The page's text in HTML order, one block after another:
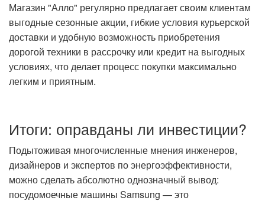
Магазин "Алло" регулярно предлагает своим клиентам
выгодные сезонные акции, гибкие условия курьерской
доставки и удобную возможность приобретения
дорогой техники в рассрочку или кредит на выгодных
условиях, что делает процесс покупки максимально
легким и приятным.
Итоги: оправданы ли инвестиции?
Подытоживая многочисленные мнения инженеров,
дизайнеров и экспертов по энергоэффективности,
можно сделать абсолютно однозначный вывод:
посудомоечные машины Samsung — это